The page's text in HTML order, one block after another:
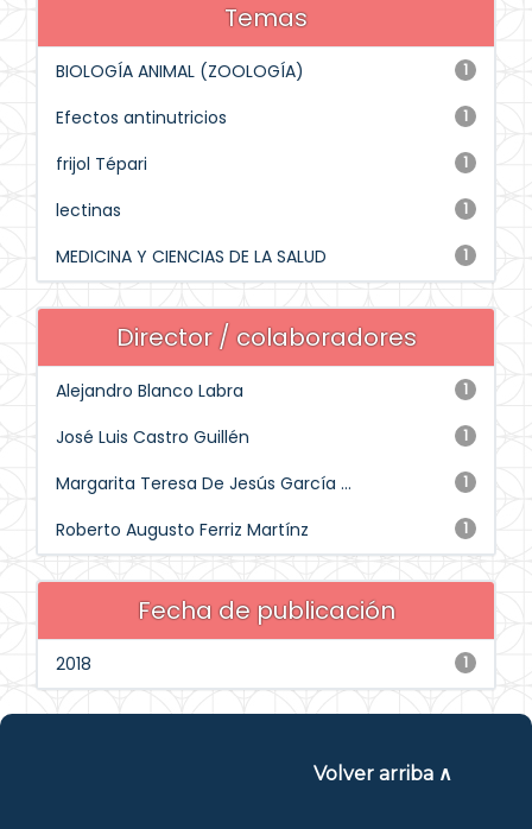
Temas
1
BIOLOGÍA ANIMAL (ZOOLOGÍA)
1
Efectos antinutricios
1
frijol Tépari
1
lectinas
1
MEDICINA Y CIENCIAS DE LA SALUD
Director / colaboradores
1
Alejandro Blanco Labra
1
José Luis Castro Guillén
1
Margarita Teresa De Jesús García ...
1
Roberto Augusto Ferriz Martínz
Fecha de publicación
1
2018
Volver arriba ∧